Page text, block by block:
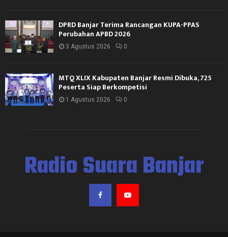
DPRD Banjar Terima Rancangan KUPA-PPAS
Perubahan APBD 2026
3 Agustus 2026 0
MTQ XLIX Kabupaten Banjar Resmi Dibuka, 725
Peserta Siap Berkompetisi
1 Agustus 2026 0
Radio Suara Banjar